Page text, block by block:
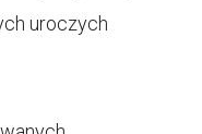
uroczych